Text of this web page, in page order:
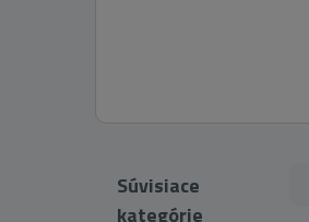
Súvisiace
kategórie